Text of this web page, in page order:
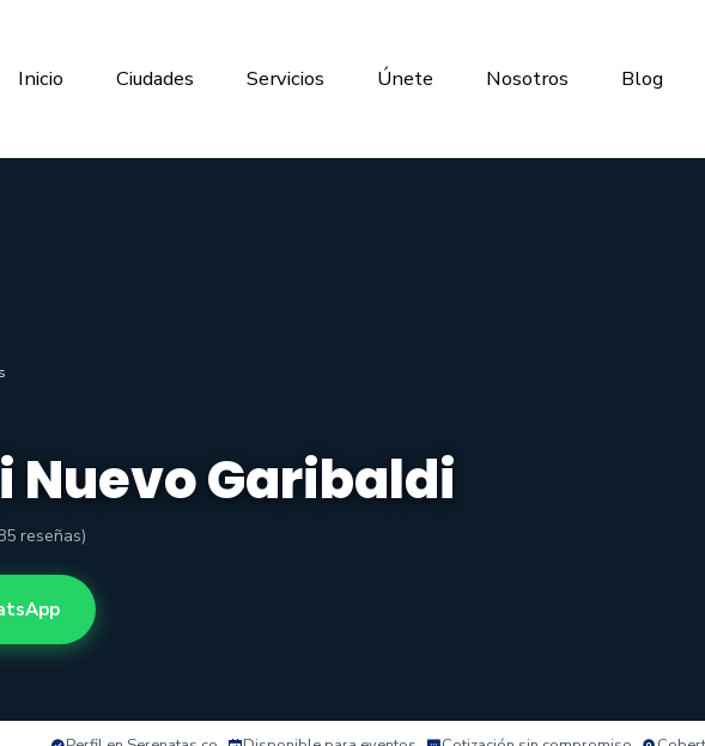
Inicio Ciudades Servicios Únete Nosotros Blog
Nuevo Garibaldi
reseñas)